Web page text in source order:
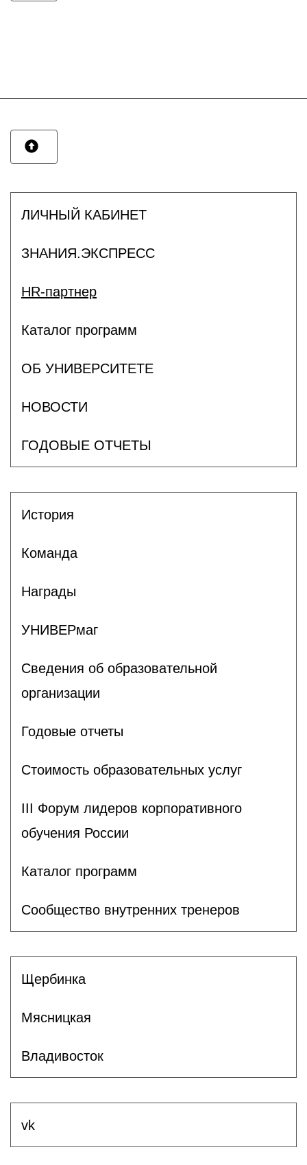
ЛИЧНЫЙ КАБИНЕТ
ЗНАНИЯ.ЭКСПРЕСС
HR-партнер
Каталог программ
ОБ УНИВЕРСИТЕТЕ
НОВОСТИ
ГОДОВЫЕ ОТЧЕТЫ
История
Команда
Награды
УНИВЕРмаг
Сведения об образовательной
организации
Годовые отчеты
Стоимость образовательных услуг
III Форум лидеров корпоративного
обучения России
Каталог программ
Сообщество внутренних тренеров
Щербинка
Мясницкая
Владивосток
vk